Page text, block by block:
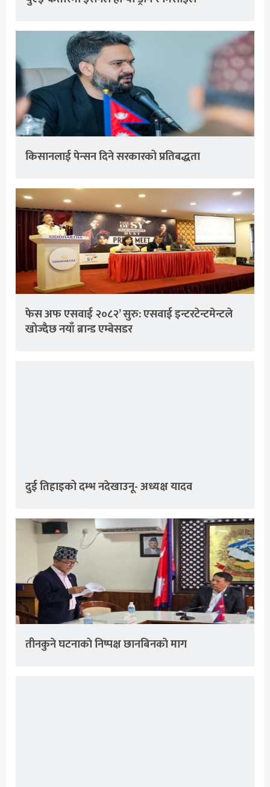
किसानलाई पेन्सन दिने सरकारको प्रतिबद्धता
फेस अफ एसवाई २०८२’ सुरु: एसवाई इन्टरटेन्टमेन्टले
खोज्दैछ नयाँ ब्रान्ड एम्बेसडर
दुई तिहाइको दम्भ नदेखाउनू- अध्यक्ष यादव
तीनकुने घटनाकाे निष्पक्ष छानबिनकाे माग